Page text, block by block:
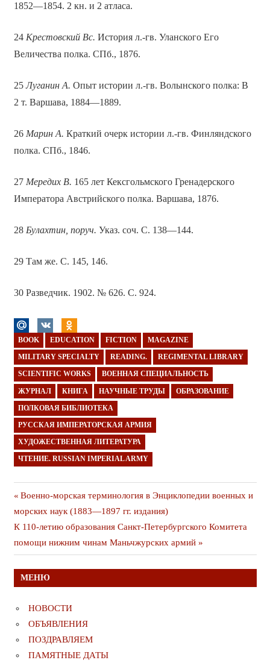
1852—1854. 2 кн. и 2 атласа.
24 Крестовский Вс. История л.-гв. Уланского Его
Величества полка. СПб., 1876.
25Луганин А. Опыт истории л.-гв. Волынского полка: В
2 т. Варшава, 1884—1889.
26 Марин А. Краткий очерк истории л.-гв. Финляндского
полка. СПб., 1846.
27 Мередих В. 165 лет Кексгольмского Гренадерского
Императора Австрийского полка. Варшава, 1876.
28 Булахтин, поруч. Указ. соч. С. 138—144.
29 Там же. С. 145, 146.
30 Разведчик. 1902. № 626. С. 924.
BOOK EDUCATION FICTION MAGAZINE
MILITARY SPECIALTY READING. REGIMENTAL LIBRARY
SCIENTIFIC WORKS ВОЕННАЯ СПЕЦИАЛЬНОСТЬ
ЖУРНАЛ КНИГА НАУЧНЫЕ ТРУДЫ ОБРАЗОВАНИЕ
ПОЛКОВАЯ БИБЛИОТЕКА
РУССКАЯ ИМПЕРАТОРСКАЯ АРМИЯ
ХУДОЖЕСТВЕННАЯ ЛИТЕРАТУРА
ЧТЕНИЕ. RUSSIAN IMPERIAL ARMY
Навигация
по
записям
Предыдущая
публикация
Военно-морская терминология в Энциклопедии военных и
морских наук (1883—1897 гг. издания)
Следующая
публикация
К 110-летию образования Санкт-Петербургского Комитета
помощи нижним чинам Маньчжурских армий
МЕНЮ
НОВОСТИ
ОБЪЯВЛЕНИЯ
ПОЗДРАВЛЯЕМ
ПАМЯТНЫЕ ДАТЫ